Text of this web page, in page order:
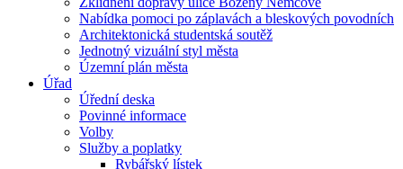
Nabídka pomoci po záplavách a bleskových povodních
Architektonická studentská soutěž
Jednotný vizuální styl města
Územní plán města
Úřad
Úřední deska
Povinné informace
Volby
Služby a poplatky
Rybářský lístek